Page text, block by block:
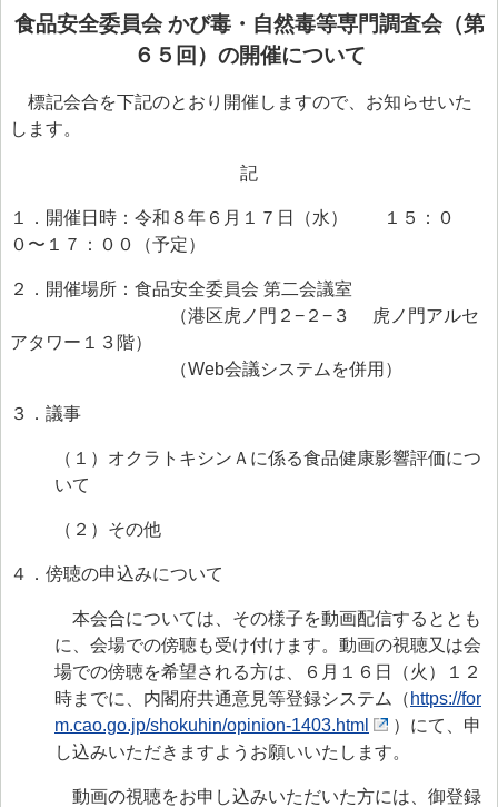
データベース等
> 食品安全情報のデータベース検索
> 食品安全委員会による評価書・QA等一覧（50音順）
> 食品安全委員会が評価した化学物質の毒性評価情報
> 世界の情報
食品健康影響評価のためのリスクプロファイル
ファクトシート（科学的知見に基く概要書）
食品安全モニター
食品安全委員会 かび毒・自然毒等専門調査会（第
６５回）の開催について
標記会合を下記のとおり開催しますので、お知らせいた
します。
記
１．開催日時：令和８年６月１７日（水） １５：０
０〜１７：００（予定）
２．開催場所：食品安全委員会 第二会議室
（港区虎ノ門２−２−３ 虎ノ門アルセ
アタワー１３階）
（Web会議システムを併用）
３．議事
（１） オクラトキシンＡに係る食品健康影響評価につ
いて
（２）その他
４．傍聴の申込みについて
本会合については、その様子を動画配信するととも
に、会場での傍聴も受け付けます。動画の視聴又は会
場での傍聴を希望される方は、６月１６日（火）１２
時までに、内閣府共通意見等登録システム（ https://for
m.cao.go.jp/shokuhin/opinion-1403.html
）にて、申
し込みいただきますようお願いいたします。
動画の視聴をお申し込みいただいた方には、御登録